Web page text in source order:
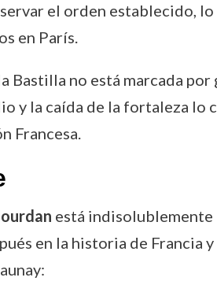
el orden establecido,
en París.
Bastilla no está marcada
y la caída de la fortaleza
Francesa.
está indisolublemente
en la historia de